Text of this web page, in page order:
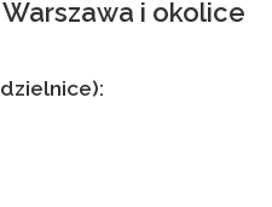
Warszawa i okolice